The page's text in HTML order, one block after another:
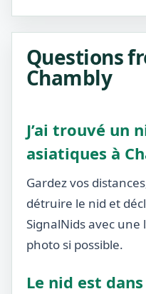
Questions
Chambly
J’ai trouvé un
asiatiques à
Gardez vos
détruire le nid et
SignalNids avec
photo si possible.
Le nid est